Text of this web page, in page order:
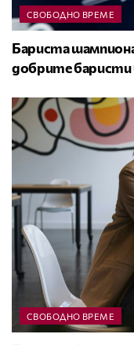
СВОБОДНО ВРЕМЕ
Бариста
добрите
СВОБОДНО ВРЕМЕ